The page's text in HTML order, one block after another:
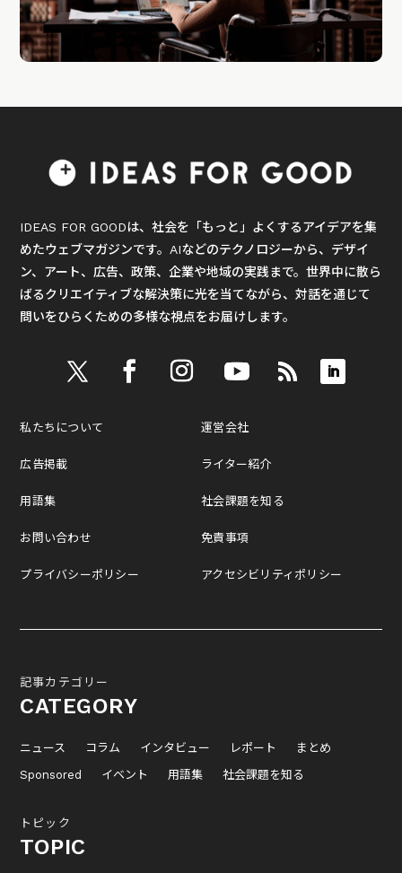
IDEAS FOR GOODは、社会を「もっと」よくするアイデアを集
めたウェブマガジンです。AIなどのテクノロジーから、デザイ
ン、アート、広告、政策、企業や地域の実践まで。世界中に散ら
ばるクリエイティブな解決策に光を当てながら、対話を通じて
問いをひらくための多様な視点をお届けします。
私たちについて
広告掲載
用語集
お問い合わせ
プライバシーポリシー
運営会社
ライター紹介
社会課題を知る
免責事項
アクセシビリティポリシー
記事カテゴリー
CATEGORY
ニュース コラム インタビュー レポート
まとめ
Sponsored
イベント 用語集 社会課題を知る
トピック
TOPIC